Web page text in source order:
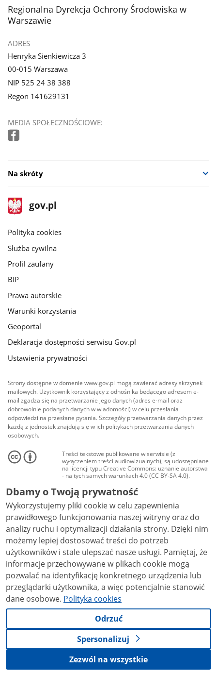
stopka
Regionalna Dyrekcja Ochrony Środowiska w
Warszawie
ADRES
Henryka Sienkiewicza 3
00-015 Warszawa
NIP 525 24 38 388
Regon 141629131
MEDIA SPOŁECZNOŚCIOWE:
Na skróty
stopka
gov.pl
Strona
gov.pl
gov.pl
Polityka cookies
Służba cywilna
Profil zaufany
BIP
Prawa autorskie
Warunki korzystania
Geoportal
Deklaracja dostępności serwisu Gov.pl
Ustawienia prywatności
Strony dostępne w domenie www.gov.pl mogą zawierać adresy skrzynek
mailowych. Użytkownik korzystający z odnośnika będącego adresem e-
mail zgadza się na przetwarzanie jego danych (adres e-mail oraz
dobrowolnie podanych danych w wiadomości) w celu przesłania
odpowiedzi na przesłane pytania. Szczegóły przetwarzania danych przez
każdą z jednostek znajdują się w ich politykach przetwarzania danych
osobowych.
Treści tekstowe publikowane w serwisie (z
wyłączeniem treści audiowizualnych), są udostępniane
na licencji typu Creative Commons: uznanie autorstwa
- na tych samych warunkach 4.0 (CC BY-SA 4.0).
Materiały audiowizualne, w tym zdjęcia, materiały
audio i wideo, są udostępniane na licencji typu
Creative Commons: uznanie autorstwa użycie
niekomercyjne - bez utworów zależnych 4.0 (CC BY-
NC-ND 4.0), o ile nie jest to stwierdzone inaczej.
Dbamy o Twoją prywatność
Wykorzystujemy pliki cookie w celu zapewnienia
prawidłowego funkcjonowania naszej witryny oraz do
analizy ruchu i optymalizacji działania strony. Dzięki nim
możemy lepiej dostosować treści do potrzeb
użytkowników i stale ulepszać nasze usługi. Pamiętaj, że
informacje przechowywane w plikach cookie mogą
pozwalać na identyfikację konkretnego urządzenia lub
przeglądarki użytkownika, a więc potencjalnie stanowić
dane osobowe. Polityka cookies
Odrzuć
Spersonalizuj
Zezwól na wszystkie